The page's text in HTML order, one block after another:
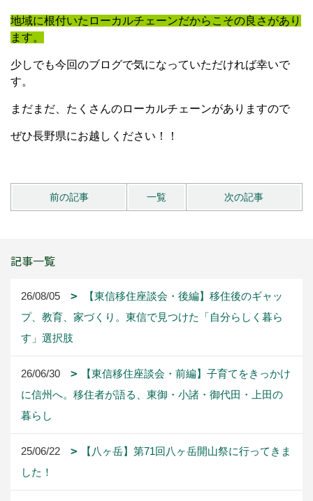
地域に根付いた ローカルチェーンだからこその良さがあり
ます。
少しでも今回のブログで気になっていただければ幸いで
す。
まだまだ、たくさんのローカルチェーンがありますので
ぜひ長野県にお越しください！！
前の記事 一覧 次の記事
記事一覧
26/08/05
【東信移住座談会・後編】移住後のギャッ
プ、教育、家づくり。東信で見つけた「自分らしく暮ら
す」選択肢
26/06/30
【東信移住座談会・前編】子育てをきっかけ
に信州へ。移住者が語る、東御・小諸・御代田・上田の
暮らし
25/06/22
【八ヶ岳】第71回八ヶ岳開山祭に行ってきま
した！